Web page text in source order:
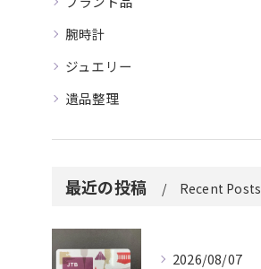
腕時計
ジュエリー
遺品整理
最近の投稿 Recent Posts
2026/08/07